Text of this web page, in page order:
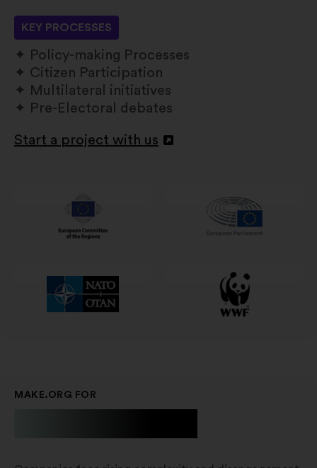
KEY PROCESSES
Policy-making Processes
Citizen Participation
Multilateral initiatives
Pre-Electoral debates
Start a project with us
Openen
MAKE.ORG FOR